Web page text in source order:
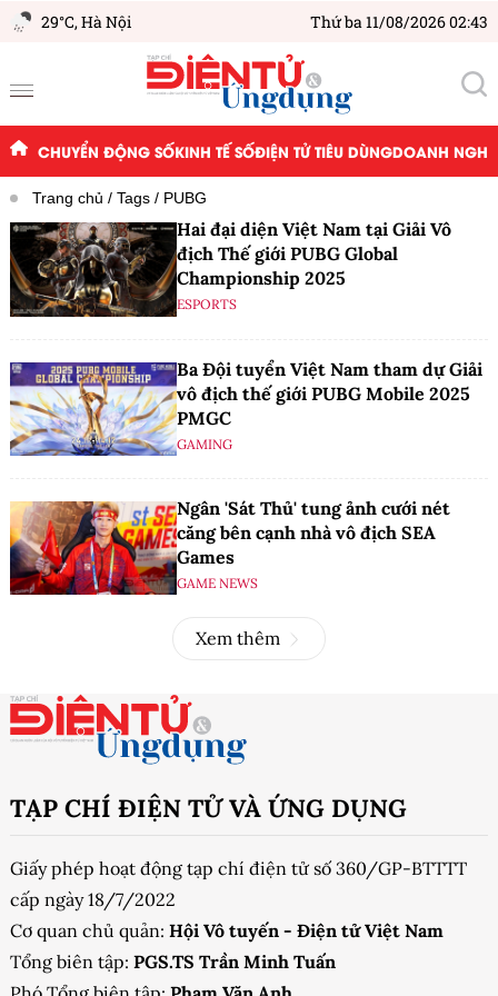
29°C,Hà Nội Thứ ba 11/08/2026 02:43
CHUYỂN ĐỘNG SỐKINH TẾ SỐĐIỆN TỬ TIÊU DÙNGDOANH
Trang chủ Tags PUBG
Hai đại diện Việt Nam tại Giải Vô
địch Thế giới PUBG Global
Championship 2025
ESPORTS
Ba Đội tuyển Việt Nam tham dự Giải
vô địch thế giới PUBG Mobile 2025
PMGC
GAMING
Ngân 'Sát Thủ' tung ảnh cưới nét
căng bên cạnh nhà vô địch SEA
Games
GAME NEWS
Xem thêm
TẠP CHÍ ĐIỆN TỬ VÀ ỨNG DỤNG
Giấy phép hoạt động tạp chí điện tử số 360/GP-BTTTT
cấp ngày 18/7/2022
Cơ quan chủ quản: Hội Vô tuyến - Điện tử Việt Nam
Tổng biên tập: PGS.TS Trần Minh Tuấn